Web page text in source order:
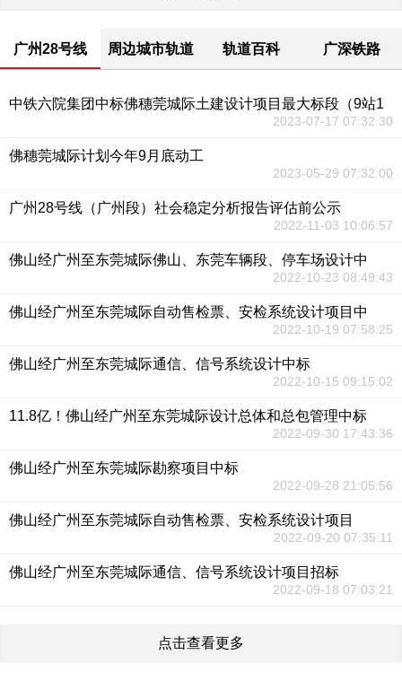
广州28号线 周边城市轨道 轨道百科 广深铁路
中铁六院集团中标佛穗莞城际土建设计项目最大标段（9站1
2023-07-17 07:32:30
佛穗莞城际计划今年9月底动工
2023-05-29 07:32:00
广州28号线（广州段）社会稳定分析报告评估前公示
2022-11-03 10:06:57
佛山经广州至东莞城际佛山、东莞车辆段、停车场设计中
2022-10-23 08:49:43
佛山经广州至东莞城际自动售检票、安检系统设计项目中
2022-10-19 07:58:25
佛山经广州至东莞城际通信、信号系统设计中标
2022-10-15 09:15:02
11.8亿！佛山经广州至东莞城际设计总体和总包管理中标
2022-09-30 17:43:36
佛山经广州至东莞城际勘察项目中标
2022-09-28 21:05:56
佛山经广州至东莞城际自动售检票、安检系统设计项目
2022-09-20 07:35:11
佛山经广州至东莞城际通信、信号系统设计项目招标
2022-09-18 07:03:21
点击查看更多